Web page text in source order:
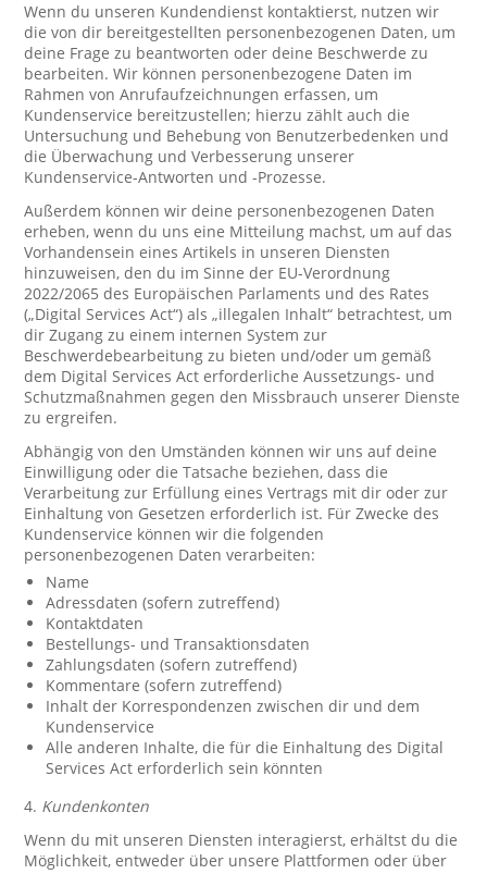
Wenn du unseren Kundendienst kontaktierst, nutzen wir
die von dir bereitgestellten personenbezogenen Daten, um
deine Frage zu beantworten oder deine Beschwerde zu
bearbeiten. Wir können personenbezogene Daten im
Rahmen von Anrufaufzeichnungen erfassen, um
Kundenservice bereitzustellen; hierzu zählt auch die
Untersuchung und Behebung von Benutzerbedenken und
die Überwachung und Verbesserung unserer
Kundenservice-Antworten und -Prozesse.
Außerdem können wir deine personenbezogenen Daten
erheben, wenn du uns eine Mitteilung machst, um auf das
Vorhandensein eines Artikels in unseren Diensten
hinzuweisen, den du im Sinne der EU-Verordnung
2022/2065 des Europäischen Parlaments und des Rates
(„Digital Services Act“) als „illegalen Inhalt“ betrachtest, um
dir Zugang zu einem internen System zur
Beschwerdebearbeitung zu bieten und/oder um gemäß
dem Digital Services Act erforderliche Aussetzungs- und
Schutzmaßnahmen gegen den Missbrauch unserer Dienste
zu ergreifen.
Abhängig von den Umständen können wir uns auf deine
Einwilligung oder die Tatsache beziehen, dass die
Verarbeitung zur Erfüllung eines Vertrags mit dir oder zur
Einhaltung von Gesetzen erforderlich ist. Für Zwecke des
Kundenservice können wir die folgenden
personenbezogenen Daten verarbeiten:
Name
Adressdaten (sofern zutreffend)
Kontaktdaten
Bestellungs- und Transaktionsdaten
Zahlungsdaten (sofern zutreffend)
Kommentare (sofern zutreffend)
Inhalt der Korrespondenzen zwischen dir und dem
Kundenservice
Alle anderen Inhalte, die für die Einhaltung des Digital
Services Act erforderlich sein könnten
4. Kundenkonten
Wenn du mit unseren Diensten interagierst, erhältst du die
Möglichkeit, entweder über unsere Plattformen oder über